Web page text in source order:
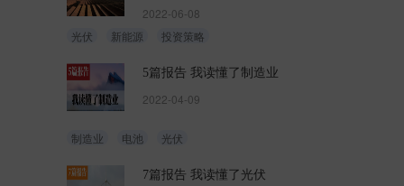
2022-06-08
光伏
新能源 投资策略
5篇报告 我读懂了制造业
2022-04-09
制造业 电池 光伏
7篇报告 我读懂了光伏